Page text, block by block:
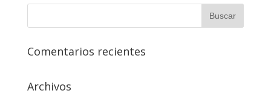
Comentarios recientes
Archivos